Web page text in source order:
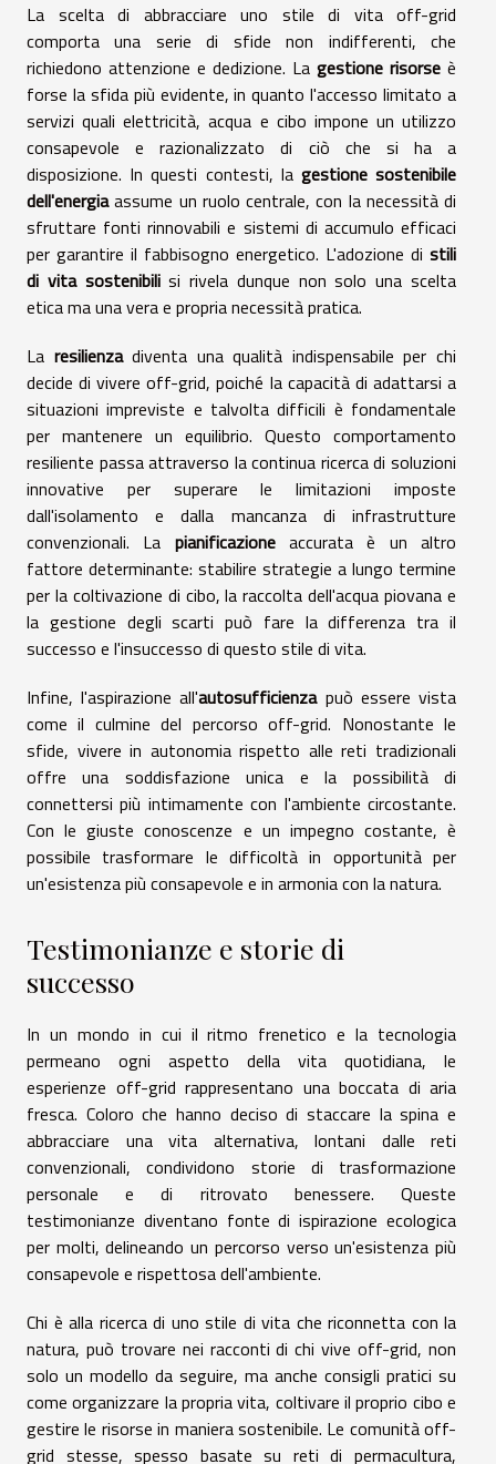
La scelta di abbracciare uno stile di vita off-grid
comporta una serie di sfide non indifferenti, che
richiedono attenzione e dedizione. La gestione risorse è
forse la sfida più evidente, in quanto l'accesso limitato a
servizi quali elettricità, acqua e cibo impone un utilizzo
consapevole e razionalizzato di ciò che si ha a
disposizione. In questi contesti, la gestione sostenibile
dell'energiaassume un ruolo centrale, con la necessità di
sfruttare fonti rinnovabili e sistemi di accumulo efficaci
per garantire il fabbisogno energetico. L'adozione di stili
di vita sostenibilisi rivela dunque non solo una scelta
etica ma una vera e propria necessità pratica.
La resilienzadiventa una qualità indispensabile per chi
decide di vivere off-grid, poiché la capacità di adattarsi a
situazioni impreviste e talvolta difficili è fondamentale
per mantenere un equilibrio. Questo comportamento
resiliente passa attraverso la continua ricerca di soluzioni
innovative per superare le limitazioni imposte
dall'isolamento e dalla mancanza di infrastrutture
convenzionali. La pianificazioneaccurata è un altro
fattore determinante: stabilire strategie a lungo termine
per la coltivazione di cibo, la raccolta dell'acqua piovana e
la gestione degli scarti può fare la differenza tra il
successo e l'insuccesso di questo stile di vita.
Infine, l'aspirazione all'autosufficienzapuò essere vista
come il culmine del percorso off-grid. Nonostante le
sfide, vivere in autonomia rispetto alle reti tradizionali
offre una soddisfazione unica e la possibilità di
connettersi più intimamente con l'ambiente circostante.
Con le giuste conoscenze e un impegno costante, è
possibile trasformare le difficoltà in opportunità per
un'esistenza più consapevole e in armonia con la natura.
Testimonianze e storie di
successo
In un mondo in cui il ritmo frenetico e la tecnologia
permeano ogni aspetto della vita quotidiana, le
esperienze off-grid rappresentano una boccata di aria
fresca. Coloro che hanno deciso di staccare la spina e
abbracciare una vita alternativa, lontani dalle reti
convenzionali, condividono storie di trasformazione
personale e di ritrovato benessere. Queste
testimonianze diventano fonte di ispirazione ecologica
per molti, delineando un percorso verso un'esistenza più
consapevole e rispettosa dell'ambiente.
Chi è alla ricerca di uno stile di vita che riconnetta con la
natura, può trovare nei racconti di chi vive off-grid, non
solo un modello da seguire, ma anche consigli pratici su
come organizzare la propria vita, coltivare il proprio cibo e
gestire le risorse in maniera sostenibile. Le comunità off-
grid stesse, spesso basate su reti di permacultura,